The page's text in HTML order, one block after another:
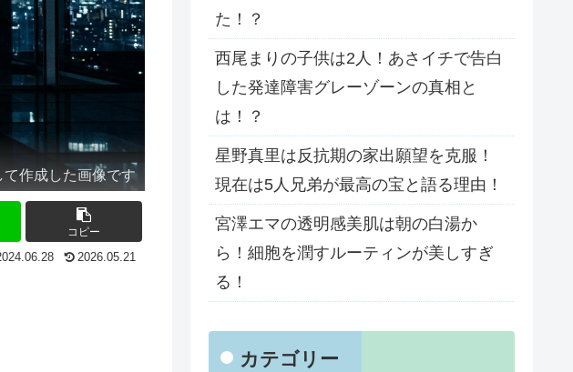
作成した画像です
コピー
2026.05.21
た！？
西尾まりの子供は2人！あさイチで告白
した発達障害グレーゾーンの真相と
は！？
星野真里は反抗期の家出願望を克服！
現在は5人兄弟が最高の宝と語る理由！
宮澤エマの透明感美肌は朝の白湯か
ら！細胞を潤すルーティンが美しすぎ
る！
カテゴリー